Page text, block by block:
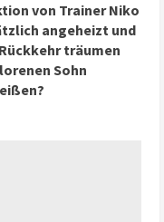
von Trainer Niko
angeheizt und
träumen
Sohn